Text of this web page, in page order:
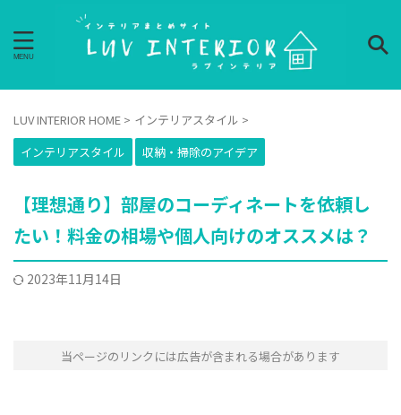
LUV INTERIOR HOME > インテリアスタイル >
インテリアスタイル
収納・掃除のアイデア
【理想通り】部屋のコーディネートを依頼し
たい！料金の相場や個人向けのオススメは？
2023年11月14日
当ページのリンクには広告が含まれる場合があります